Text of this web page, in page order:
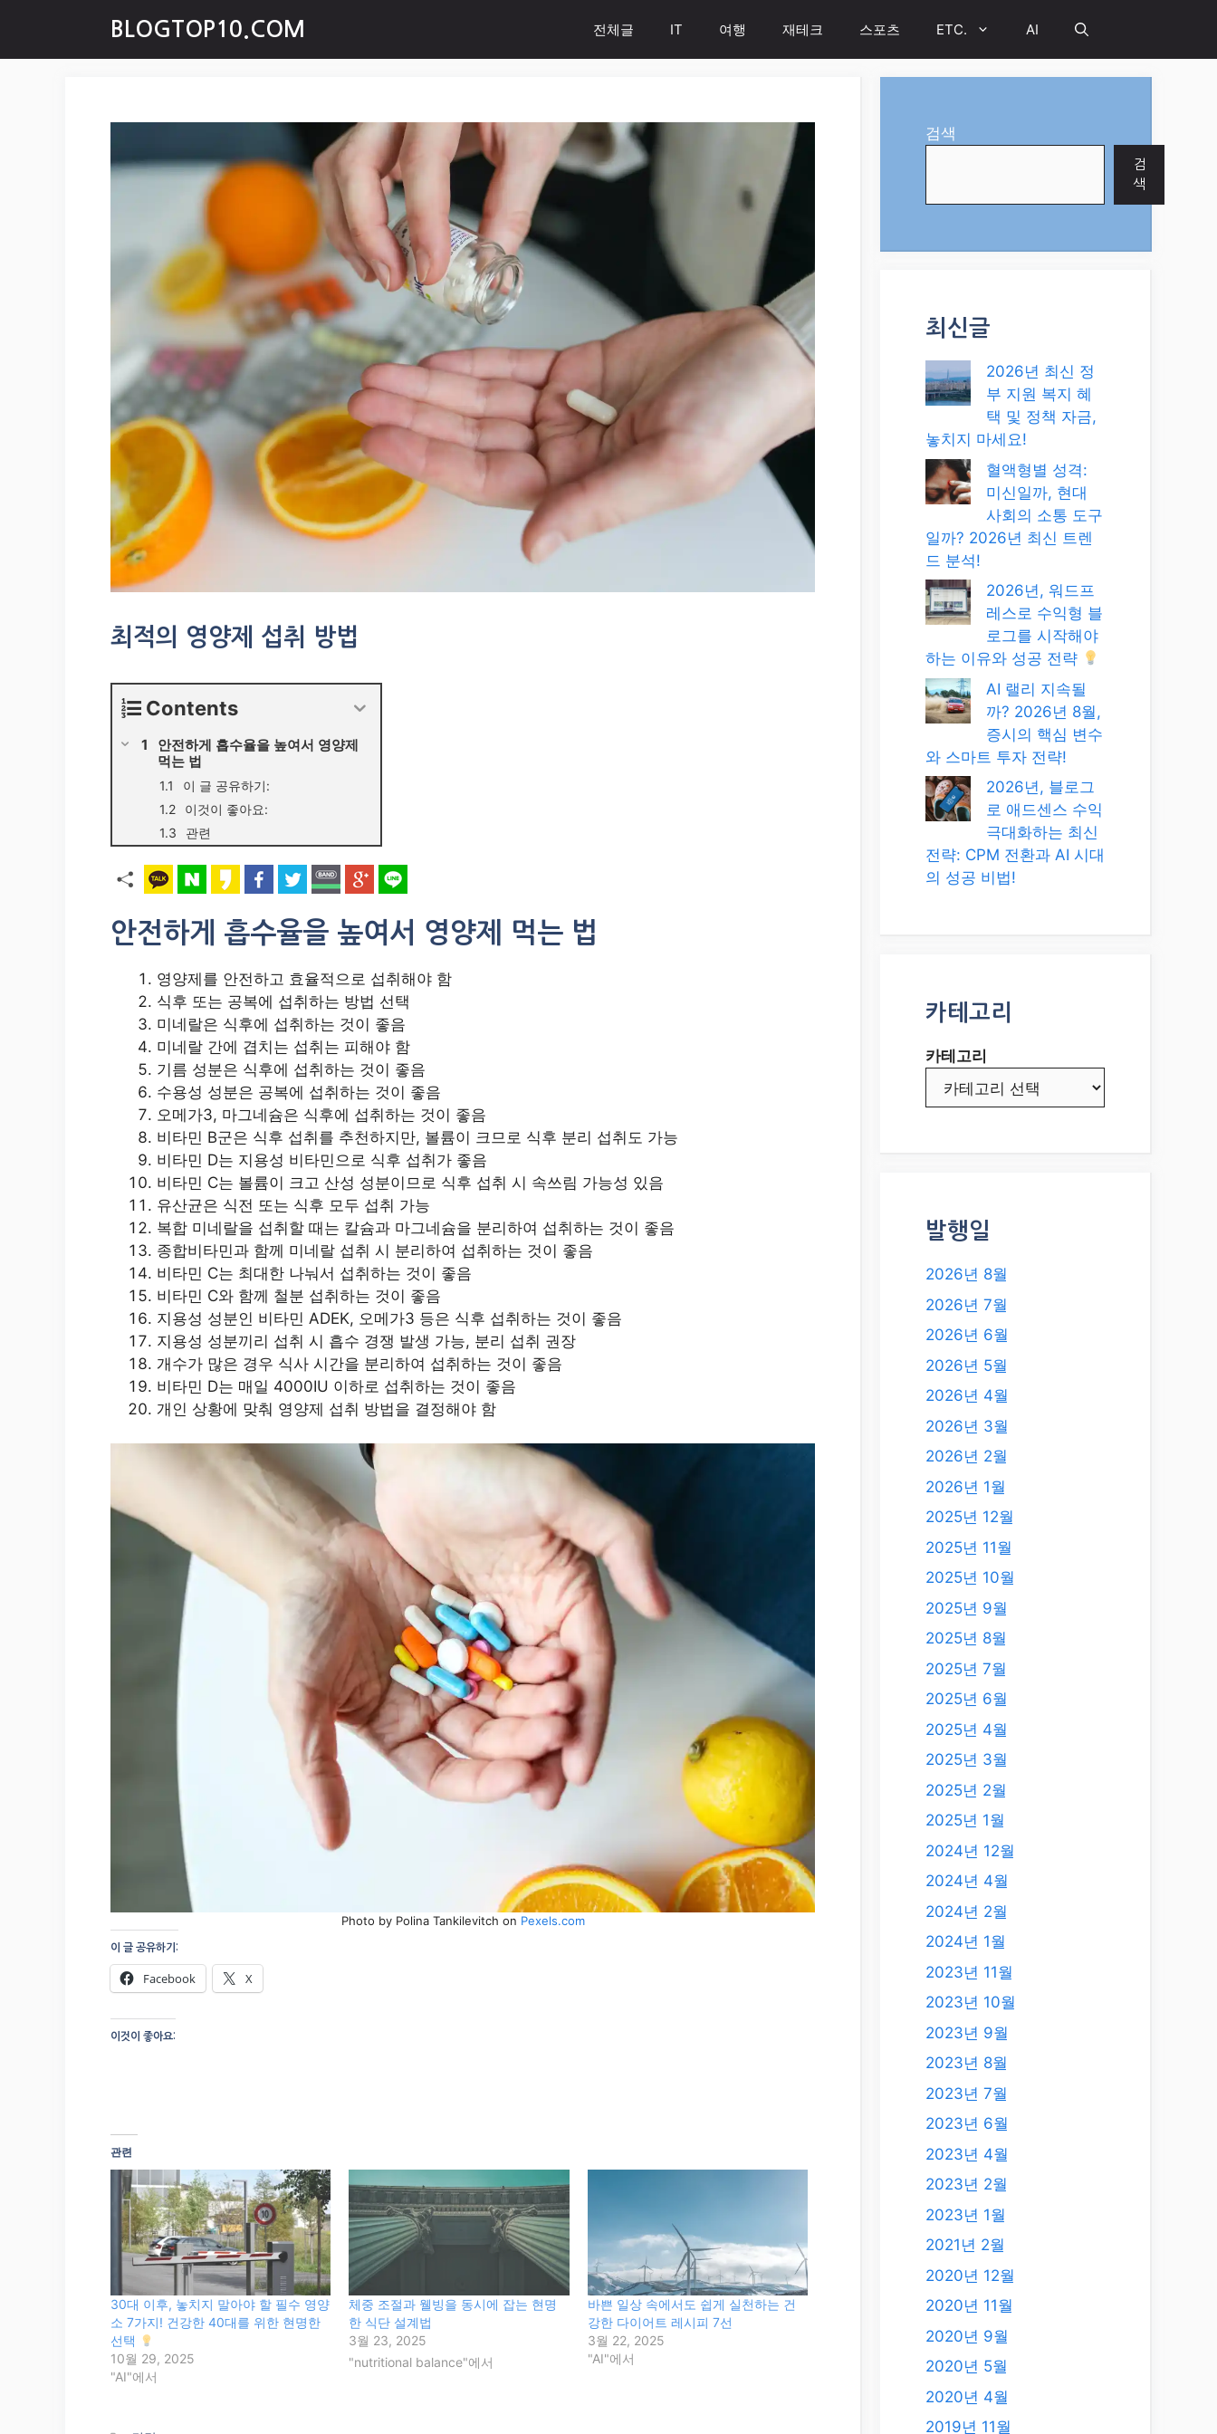
content
BLOGTOP10.COM 전체글 IT 여행 재테크 스포츠 ETC. AI
최적의 영양제 섭취 방법
Contents
안전하게 흡수율을 높여서 영양제
먹는 법
이 글 공유하기:
이것이 좋아요:
관련
안전하게 흡수율을 높여서 영양제 먹는 법
영양제를 안전하고 효율적으로 섭취해야 함
식후 또는 공복에 섭취하는 방법 선택
미네랄은 식후에 섭취하는 것이 좋음
미네랄 간에 겹치는 섭취는 피해야 함
기름 성분은 식후에 섭취하는 것이 좋음
수용성 성분은 공복에 섭취하는 것이 좋음
오메가3, 마그네슘은 식후에 섭취하는 것이 좋음
비타민 B군은 식후 섭취를 추천하지만, 볼륨이 크므로 식후 분리 섭취도 가능
비타민 D는 지용성 비타민으로 식후 섭취가 좋음
비타민 C는 볼륨이 크고 산성 성분이므로 식후 섭취 시 속쓰림 가능성 있음
유산균은 식전 또는 식후 모두 섭취 가능
복합 미네랄을 섭취할 때는 칼슘과 마그네슘을 분리하여 섭취하는 것이 좋음
종합비타민과 함께 미네랄 섭취 시 분리하여 섭취하는 것이 좋음
비타민 C는 최대한 나눠서 섭취하는 것이 좋음
비타민 C와 함께 철분 섭취하는 것이 좋음
지용성 성분인 비타민 ADEK, 오메가3 등은 식후 섭취하는 것이 좋음
지용성 성분끼리 섭취 시 흡수 경쟁 발생 가능, 분리 섭취 권장
개수가 많은 경우 식사 시간을 분리하여 섭취하는 것이 좋음
비타민 D는 매일 4000IU 이하로 섭취하는 것이 좋음
개인 상황에 맞춰 영양제 섭취 방법을 결정해야 함
Photo by Polina Tankilevitch on Pexels.com
이 글 공유하기:
Facebook X
이것이 좋아요:
관련
30대 이후, 놓치지 말아야 할 필수 영양
소 7가지! 건강한 40대를 위한 현명한
선택
10월 29, 2025
"AI"에서
체중 조절과 웰빙을 동시에 잡는 현명
한 식단 설계법
3월 23, 2025
"nutritional balance"에서
바쁜 일상 속에서도 쉽게 실천하는 건
강한 다이어트 레시피 7선
3월 22, 2025
"AI"에서
검색
검
색
최신글
2026년 최신 정
부 지원 복지 혜
택 및 정책 자금,
놓치지 마세요!
혈액형별 성격:
미신일까, 현대
사회의 소통 도구
일까? 2026년 최신 트렌
드 분석!
2026년, 워드프
레스로 수익형 블
로그를 시작해야
하는 이유와 성공 전략
AI 랠리 지속될
까? 2026년 8월,
증시의 핵심 변수
와 스마트 투자 전략!
2026년, 블로그
로 애드센스 수익
극대화하는 최신
전략: CPM 전환과 AI 시대
의 성공 비법!
카테고리
카테고리
발행일
2026년 8월
2026년 7월
2026년 6월
2026년 5월
2026년 4월
2026년 3월
2026년 2월
2026년 1월
2025년 12월
2025년 11월
2025년 10월
2025년 9월
2025년 8월
2025년 7월
2025년 6월
2025년 4월
2025년 3월
2025년 2월
2025년 1월
2024년 12월
2024년 4월
2024년 2월
2024년 1월
2023년 11월
2023년 10월
2023년 9월
2023년 8월
2023년 7월
2023년 6월
2023년 4월
2023년 2월
2023년 1월
2021년 2월
2020년 12월
2020년 11월
2020년 9월
2020년 5월
2020년 4월
2019년 11월